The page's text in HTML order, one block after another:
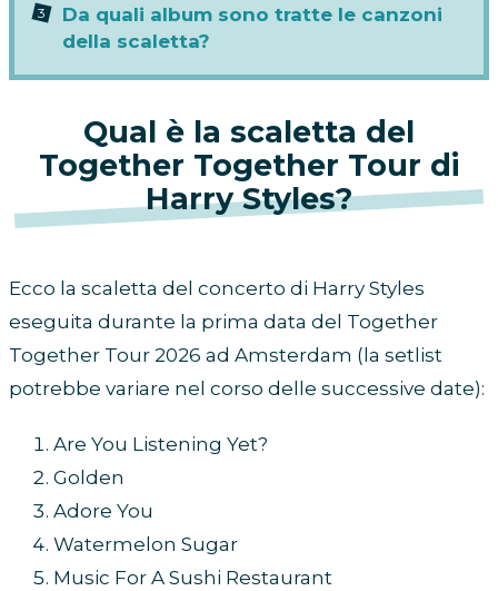
Da quali album sono tratte le canzoni
della scaletta?
Qual è la scaletta del
Together Together Tour di
Harry Styles?
Ecco la scaletta del concerto di Harry Styles
eseguita durante la prima data del Together
Together Tour 2026 ad Amsterdam (la setlist
potrebbe variare nel corso delle successive date):
Are You Listening Yet?
Golden
Adore You
Watermelon Sugar
Music For A Sushi Restaurant